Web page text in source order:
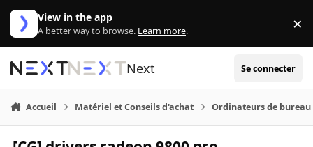
Aller au contenu
View in the app
A better way to browse. Learn more. ×
Next Se connecter
Accueil Matériel et Conseils d'achat Ordinateurs de bureau